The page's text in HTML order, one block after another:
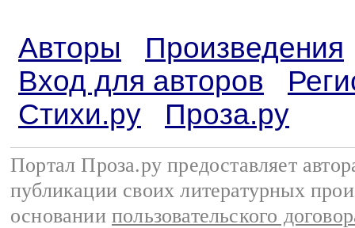
Авторы
Произведения
Вход для авторов
Стихи.ру
Проза.ру
Портал Проза.ру предоставляет
публикации своих литературных
основании пользовательского